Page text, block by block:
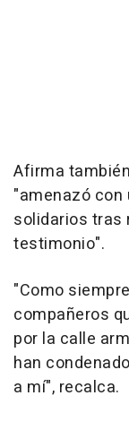
Afirma
"amenazó con
solidarios tras
testimonio".
"Como
compañeros
por la calle
han
a mí", recalca.